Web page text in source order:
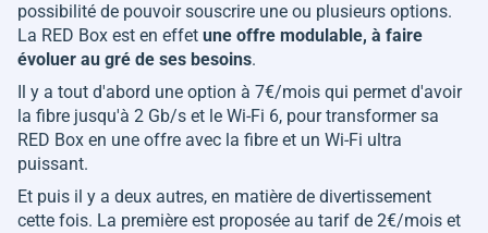
possibilité de pouvoir souscrire une ou plusieurs options.
La RED Box est en effet une offre modulable, à faire
évoluer au gré de ses besoins.
Il y a tout d'abord une option à 7€/mois qui permet d'avoir
la fibre jusqu'à 2 Gb/s et le Wi-Fi 6, pour transformer sa
RED Box en une offre avec la fibre et un Wi-Fi ultra
puissant.
Et puis il y a deux autres, en matière de divertissement
cette fois. La première est proposée au tarif de 2€/mois et